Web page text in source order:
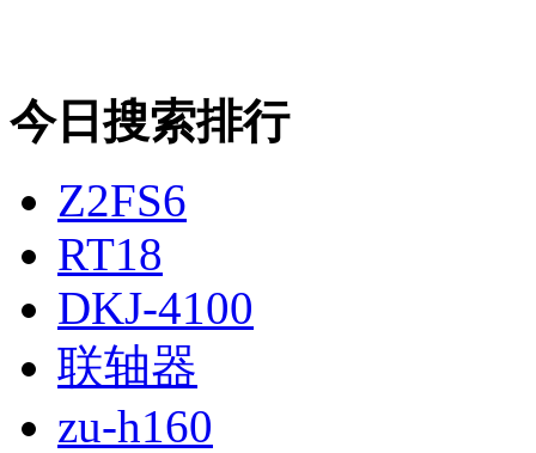
今日搜索排行
Z2FS6
RT18
DKJ-4100
联轴器
zu-h160